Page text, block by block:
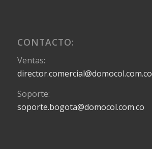
CONTACTO:
Ventas:
director.comercial@domocol.com.co
Soporte:
soporte.bogota@domocol.com.co